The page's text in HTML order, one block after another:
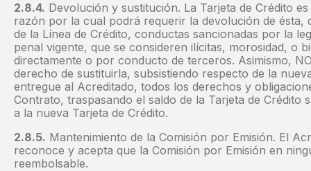
2.8.4. Devolución y sustitución. La Tarjeta de Crédito
razón por la cual podrá requerir la devolución de ésta,
de la Línea de Crédito, conductas sancionadas por la
penal vigente, que se consideren ilícitas, morosidad, o
directamente o por conducto de terceros. Asimismo,
derecho de sustituirla, subsistiendo respecto de la
entregue al Acreditado, todos los derechos y
Contrato, traspasando el saldo de la Tarjeta de Crédito
a la nueva Tarjeta de Crédito.
2.8.5. Mantenimiento de la Comisión por Emisión. El
reconoce y acepta que la Comisión por Emisión en
reembolsable.